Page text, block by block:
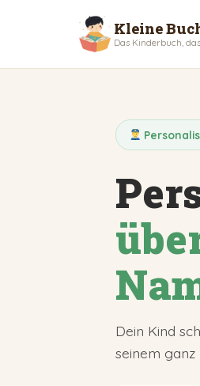
Kleine
Das Kinderbuch,
Dein Kind
seinem ganz